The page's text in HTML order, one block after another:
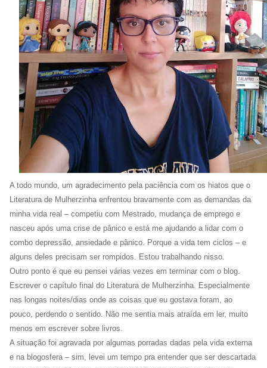
A todo mundo, um agradecimento pela paciência com os hiatos que o
Literatura de Mulherzinha enfrentou bravamente com as demandas da
minha vida real – competiu com Mestrado, mudança de emprego e
nasceu após uma crise de pânico e está me ajudando a lidar com o
combo depressão, ansiedade e pânico. Porque a vida tem ciclos – e
alguns deles precisam ser rompidos. Estou trabalhando nisso.
Outro ponto é que eu pensei várias vezes em terminar com o blog.
Escrever o capítulo final do Literatura de Mulherzinha. Especialmente
nas longas noites/dias onde as coisas que eu gostava foram, ao
pouco, perdendo o sentido. Não me sentia mais atraída em ler, muito
menos em escrever sobre livros.
A situação foi agravada por algumas porradas dadas pela vida externa
e na blogosfera – sim, levei um tempo pra entender que ser descartada